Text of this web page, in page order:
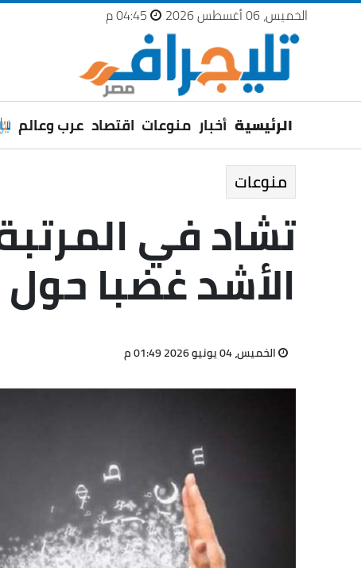
الخميس، 06 أغسطس 2026
الرئيسية أخبار منوعات اقتصاد عرب وعالم
منوعات
تشاد في
الأشد غضبا حول
الخميس، 04 يونيو 2026 01:49 م